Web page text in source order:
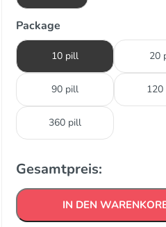
Package
10 pill 20
90 pill
360 pill
Gesamtpreis:
IN DEN